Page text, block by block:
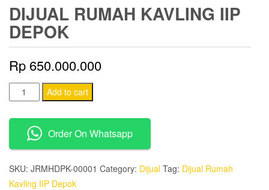
DIJUAL RUMAH KAVLING IIP
DEPOK
Rp 650.000.000
Dijual
Rumah
Kavling
Depok
quantity
Add to cart
Order On Whatsapp
SKU: JRMHDPK-00001 Category: Dijual Tag: Dijual Rumah
Kavling IIP Depok